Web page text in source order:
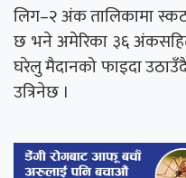
लिग–२ अंक तालिकामा
छ भने अमेरिका ३६
घरेलु मैदानको फाइदा उठाउँदै
उत्रिनेछ ।